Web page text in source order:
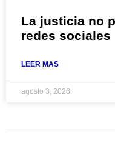
La justicia no
redes sociales
LEER MAS
agosto 3, 2026